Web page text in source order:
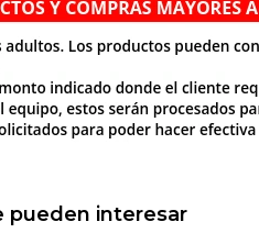
pueden interesar